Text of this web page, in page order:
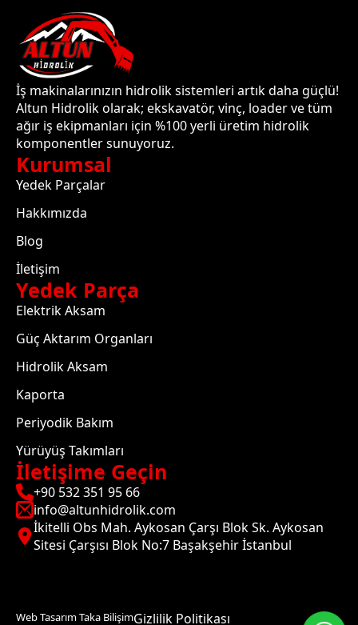
İş makinalarınızın hidrolik sistemleri artık daha güçlü!
Altun Hidrolik olarak; ekskavatör, vinç, loader ve tüm
ağır iş ekipmanları için %100 yerli üretim hidrolik
komponentler sunuyoruz.
Kurumsal
Yedek Parçalar
Hakkımızda
Blog
İletişim
Yedek Parça
Elektrik Aksam
Güç Aktarım Organları
Hidrolik Aksam
Kaporta
Periyodik Bakım
Yürüyüş Takımları
İletişime Geçin
+90 532 351 95 66
info@altunhidrolik.com
İkitelli Obs Mah. Aykosan Çarşı Blok Sk. Aykosan
Sitesi Çarşısı Blok No:7 Başakşehir İstanbul
Web Tasarım Taka BilişimGizlilik Politikası